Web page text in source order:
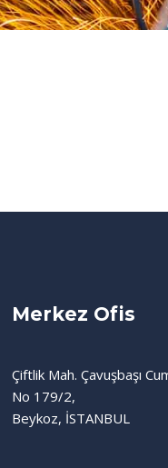
Merkez Ofis
Çiftlik Mah. Çavuşbaşı
No 179/2,
Beykoz, İSTANBUL